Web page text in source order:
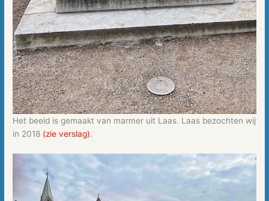
Het beeld is gemaakt van marmer uit Laas. Laas bezochten wij
in 2018 (zie verslag).